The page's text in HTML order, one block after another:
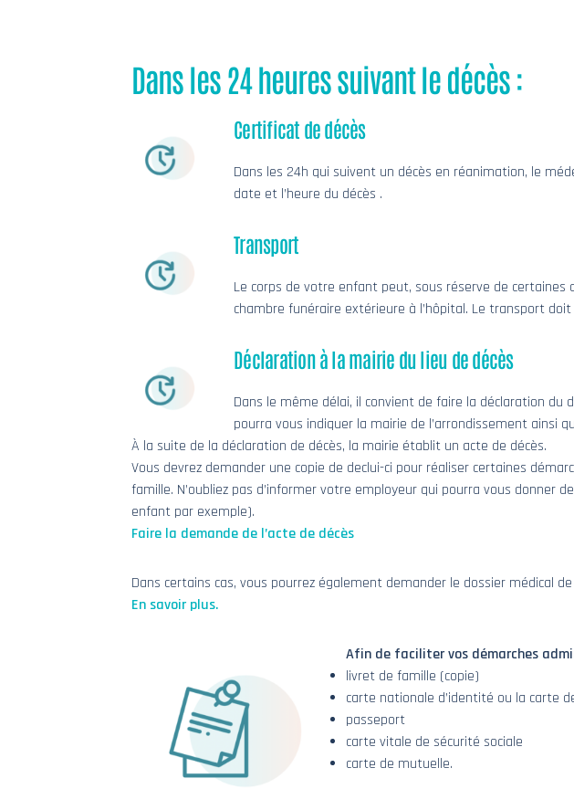
Dans les 24 heures suivant le décès :
Certificat de décès
Dans les 24h qui suivent un décès en réanimation, le
date et l’heure du décès .
Transport
Le corps de votre enfant peut, sous réserve de
chambre funéraire extérieure à l’hôpital. Le transport
Déclaration à la mairie du lieu de décès
Dans le même délai, il convient de faire la déclaration du
pourra vous indiquer la mairie de l’arrondissement ainsi
À la suite de la déclaration de décès, la mairie établit un acte de décès.
Vous devrez demander une copie de declui-ci pour réaliser certaines
famille. N’oubliez pas d’informer votre employeur qui pourra vous
enfant par exemple).
Faire la demande de l’acte de décès
Dans certains cas, vous pourrez également demander le dossier médical
En savoir plus.
Afin de faciliter vos démarches
livret de famille (copie)
carte nationale d’identité ou la carte
passeport
carte vitale de sécurité sociale
carte de mutuelle.